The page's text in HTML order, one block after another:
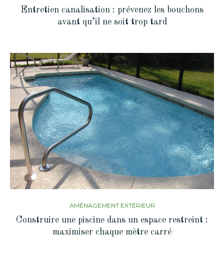
Entretien canalisation : prévenez les bouchons
avant qu’il ne soit trop tard
AMÉNAGEMENT EXTÉRIEUR
Construire une piscine dans un espace restreint :
maximiser chaque mètre carré